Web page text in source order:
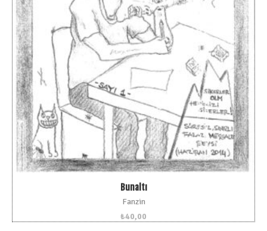
Bunaltı
Fanzin
₺40,00